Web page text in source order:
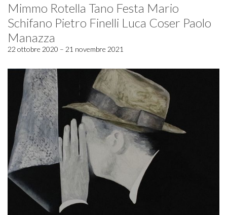
Mimmo Rotella Tano Festa Mario
Schifano Pietro Finelli Luca Coser Paolo
Manazza
22 ottobre 2020 – 21 novembre 2021